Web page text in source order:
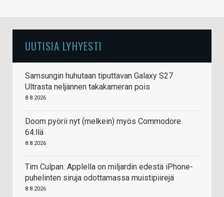
UUTISIA LYHYESTI
Samsungin huhutaan tiputtavan Galaxy S27
Ultrasta neljännen takakameran pois
8.8.2026
Doom pyörii nyt (melkein) myös Commodore
64:llä
8.8.2026
Tim Culpan: Applella on miljardin edestä iPhone-
puhelinten siruja odottamassa muistipiirejä
8.8.2026